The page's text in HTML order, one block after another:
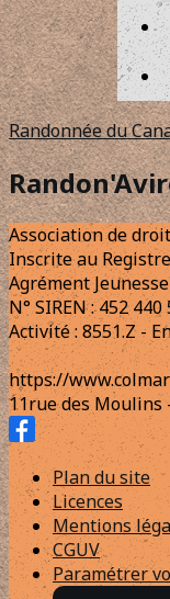
Randonnée du
Association de
Inscrite au
Agrément
N° SIREN : 452
Activité : 8551.Z -
https://
11rue des Moulins
Plan du site
Licences
Mentions
CGUV
Paramétrer